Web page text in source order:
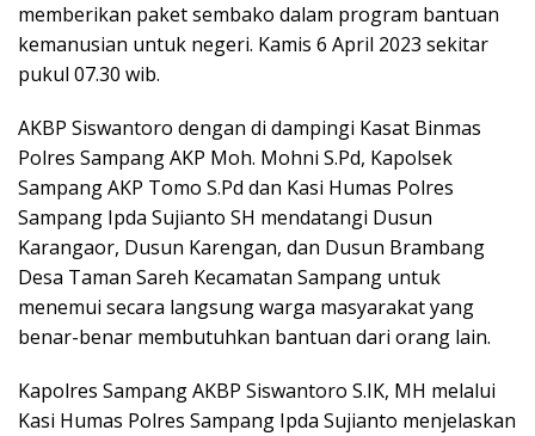
memberikan paket sembako dalam program bantuan
kemanusian untuk negeri. Kamis 6 April 2023 sekitar
pukul 07.30 wib.
AKBP Siswantoro dengan di dampingi Kasat Binmas
Polres Sampang AKP Moh. Mohni S.Pd, Kapolsek
Sampang AKP Tomo S.Pd dan Kasi Humas Polres
Sampang Ipda Sujianto SH mendatangi Dusun
Karangaor, Dusun Karengan, dan Dusun Brambang
Desa Taman Sareh Kecamatan Sampang untuk
menemui secara langsung warga masyarakat yang
benar-benar membutuhkan bantuan dari orang lain.
Kapolres Sampang AKBP Siswantoro S.IK, MH melalui
Kasi Humas Polres Sampang Ipda Sujianto menjelaskan